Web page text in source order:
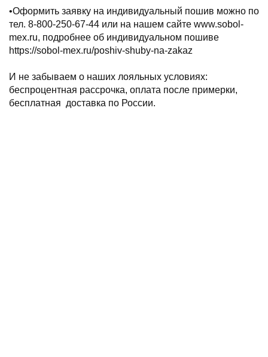
•Оформить заявку на индивидуальный пошив можно по
тел. 8-800-250-67-44 или на нашем сайте www.sobol-
mex.ru, подробнее об индивидуальном пошиве
https://sobol-mex.ru/poshiv-shuby-na-zakaz
И не забываем о наших лояльных условиях:
беспроцентная рассрочка, оплата после примерки,
бесплатная доставка по России.